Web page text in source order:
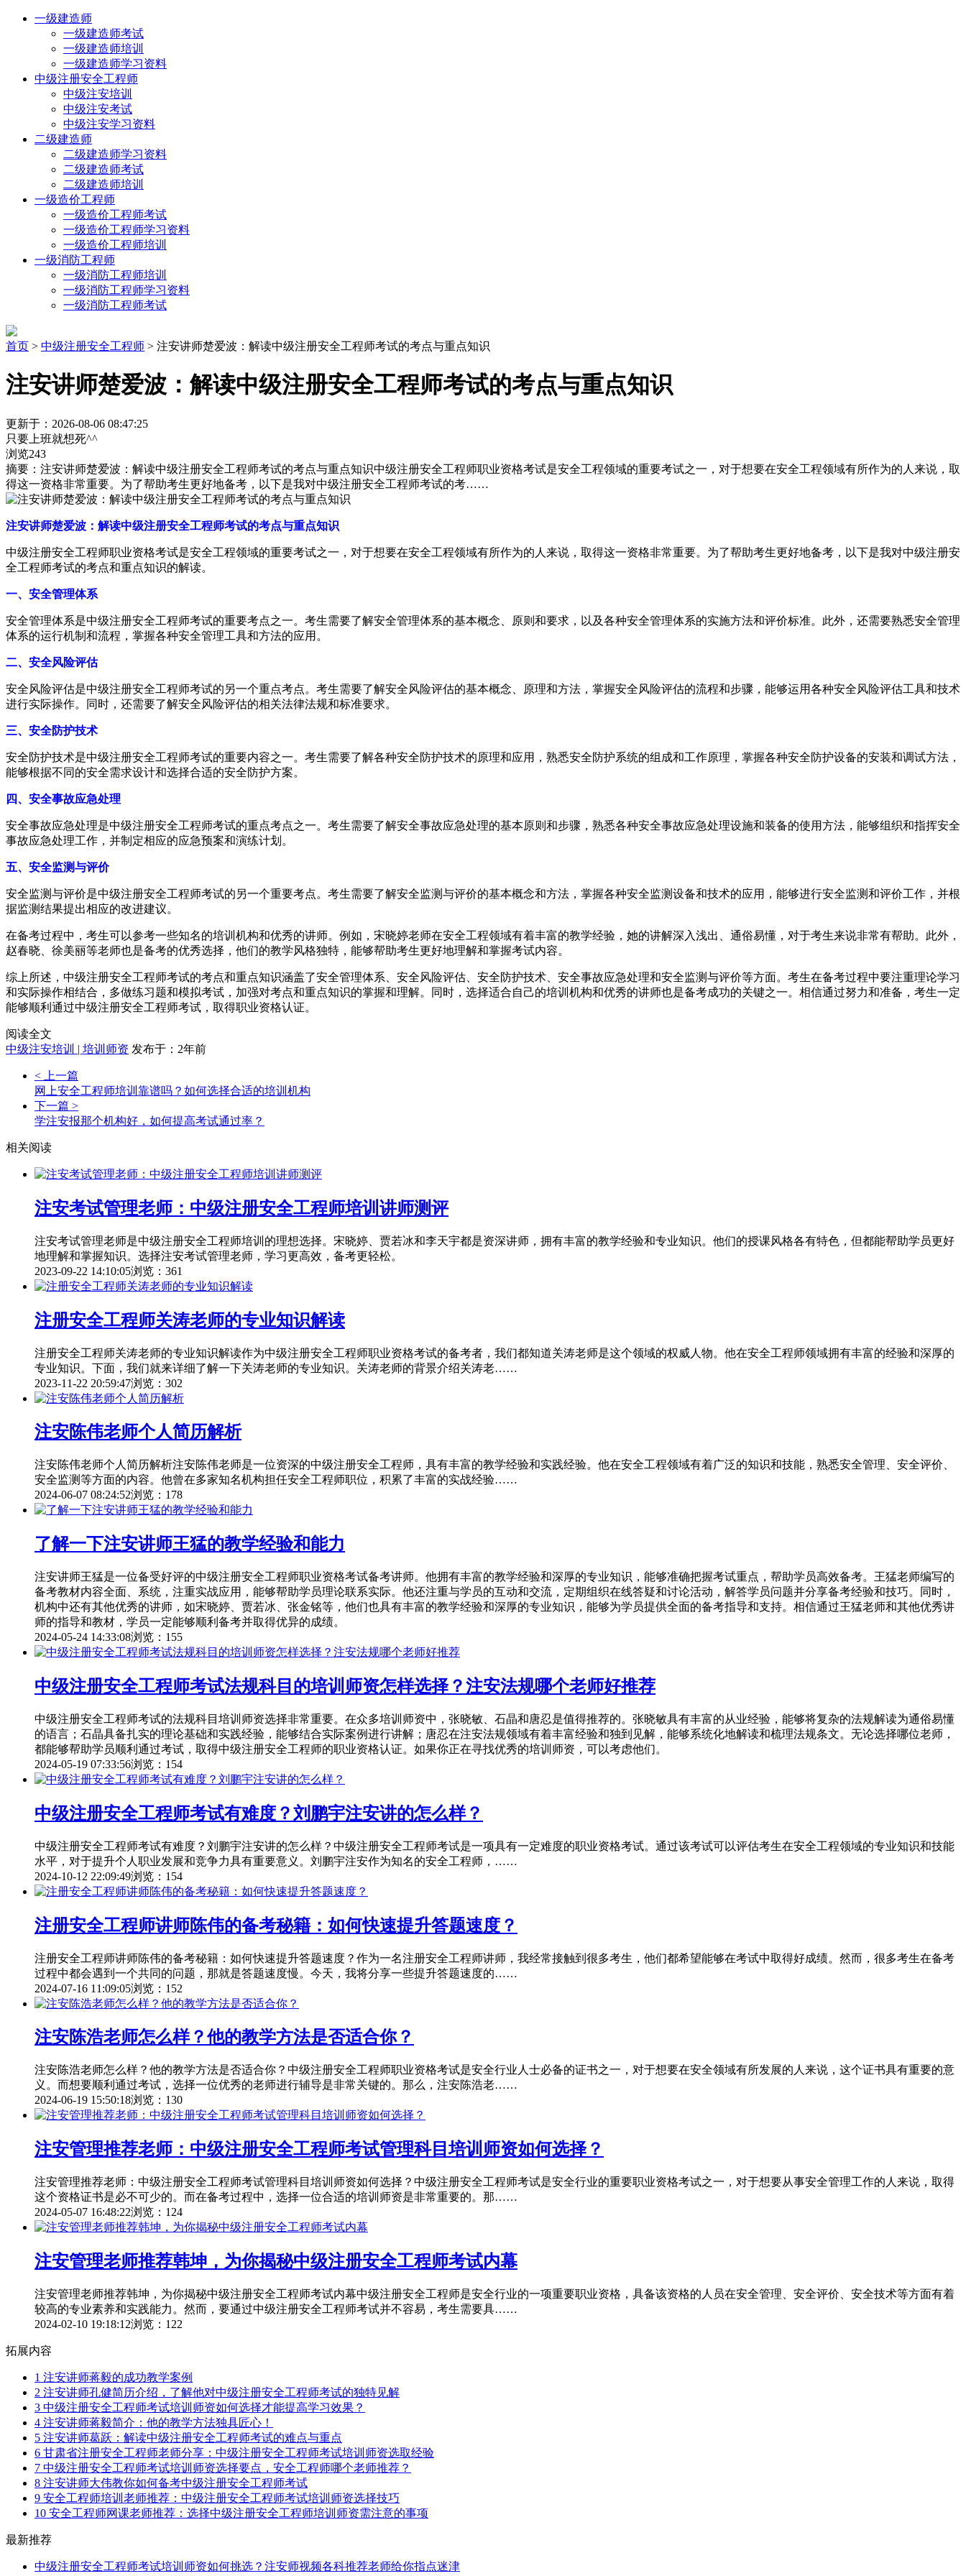
一级建造师
一级建造师考试
一级建造师培训
一级建造师学习资料
中级注册安全工程师
中级注安培训
中级注安考试
中级注安学习资料
二级建造师
二级建造师学习资料
二级建造师考试
二级建造师培训
一级造价工程师
一级造价工程师考试
一级造价工程师学习资料
一级造价工程师培训
一级消防工程师
一级消防工程师培训
一级消防工程师学习资料
一级消防工程师考试
首页 > 中级注册安全工程师 > 注安讲师楚爱波：解读中级注册安全工程师考试的考点与重点知识
注安讲师楚爱波：解读中级注册安全工程师考试的考点与重点知识
更新于：2026-08-06 08:47:25
只要上班就想死^^
浏览243
摘要： 注安讲师楚爱波：解读中级注册安全工程师考试的考点与重点知识中级注册安全工程师职业资格考试是安全工程领域的重要考试之一，对于想要在安全工程领域有所作为的人来说，取
得这一资格非常重要。为了帮助考生更好地备考，以下是我对中级注册安全工程师考试的考……
注安讲师楚爱波：解读中级注册安全工程师考试的考点与重点知识
中级注册安全工程师职业资格考试是安全工程领域的重要考试之一，对于想要在安全工程领域有所作为的人来说，取得这一资格非常重要。为了帮助考生更好地备考，以下是我对中级注册安
全工程师考试的考点和重点知识的解读。
一、安全管理体系
安全管理体系是中级注册安全工程师考试的重要考点之一。考生需要了解安全管理体系的基本概念、原则和要求，以及各种安全管理体系的实施方法和评价标准。此外，还需要熟悉安全管理
体系的运行机制和流程，掌握各种安全管理工具和方法的应用。
二、安全风险评估
安全风险评估是中级注册安全工程师考试的另一个重点考点。考生需要了解安全风险评估的基本概念、原理和方法，掌握安全风险评估的流程和步骤，能够运用各种安全风险评估工具和技术
进行实际操作。同时，还需要了解安全风险评估的相关法律法规和标准要求。
三、安全防护技术
安全防护技术是中级注册安全工程师考试的重要内容之一。考生需要了解各种安全防护技术的原理和应用，熟悉安全防护系统的组成和工作原理，掌握各种安全防护设备的安装和调试方法，
能够根据不同的安全需求设计和选择合适的安全防护方案。
四、安全事故应急处理
安全事故应急处理是中级注册安全工程师考试的重点考点之一。考生需要了解安全事故应急处理的基本原则和步骤，熟悉各种安全事故应急处理设施和装备的使用方法，能够组织和指挥安全
事故应急处理工作，并制定相应的应急预案和演练计划。
五、安全监测与评价
安全监测与评价是中级注册安全工程师考试的另一个重要考点。考生需要了解安全监测与评价的基本概念和方法，掌握各种安全监测设备和技术的应用，能够进行安全监测和评价工作，并根
据监测结果提出相应的改进建议。
在备考过程中，考生可以参考一些知名的培训机构和优秀的讲师。例如，宋晓婷老师在安全工程领域有着丰富的教学经验，她的讲解深入浅出、通俗易懂，对于考生来说非常有帮助。此外，
赵春晓、徐美丽等老师也是备考的优秀选择，他们的教学风格独特，能够帮助考生更好地理解和掌握考试内容。
综上所述，中级注册安全工程师考试的考点和重点知识涵盖了安全管理体系、安全风险评估、安全防护技术、安全事故应急处理和安全监测与评价等方面。考生在备考过程中要注重理论学习
和实际操作相结合，多做练习题和模拟考试，加强对考点和重点知识的掌握和理解。同时，选择适合自己的培训机构和优秀的讲师也是备考成功的关键之一。相信通过努力和准备，考生一定
能够顺利通过中级注册安全工程师考试，取得职业资格认证。
阅读全文
中级注安培训 | 培训师资 发布于：2年前
< 上一篇
网上安全工程师培训靠谱吗？如何选择合适的培训机构
下一篇 >
学注安报那个机构好，如何提高考试通过率？
相关阅读
注安考试管理老师：中级注册安全工程师培训讲师测评
注安考试管理老师是中级注册安全工程师培训的理想选择。宋晓婷、贾若冰和李天宇都是资深讲师，拥有丰富的教学经验和专业知识。他们的授课风格各有特色，但都能帮助学员更好
地理解和掌握知识。选择注安考试管理老师，学习更高效，备考更轻松。
2023-09-22 14:10:05浏览：361
注册安全工程师关涛老师的专业知识解读
注册安全工程师关涛老师的专业知识解读作为中级注册安全工程师职业资格考试的备考者，我们都知道关涛老师是这个领域的权威人物。他在安全工程师领域拥有丰富的经验和深厚的
专业知识。下面，我们就来详细了解一下关涛老师的专业知识。关涛老师的背景介绍关涛老……
2023-11-22 20:59:47浏览：302
注安陈伟老师个人简历解析
注安陈伟老师个人简历解析注安陈伟老师是一位资深的中级注册安全工程师，具有丰富的教学经验和实践经验。他在安全工程领域有着广泛的知识和技能，熟悉安全管理、安全评价、
安全监测等方面的内容。他曾在多家知名机构担任安全工程师职位，积累了丰富的实战经验……
2024-06-07 08:24:52浏览：178
了解一下注安讲师王猛的教学经验和能力
注安讲师王猛是一位备受好评的中级注册安全工程师职业资格考试备考讲师。他拥有丰富的教学经验和深厚的专业知识，能够准确把握考试重点，帮助学员高效备考。王猛老师编写的
备考教材内容全面、系统，注重实战应用，能够帮助学员理论联系实际。他还注重与学员的互动和交流，定期组织在线答疑和讨论活动，解答学员问题并分享备考经验和技巧。同时，
机构中还有其他优秀的讲师，如宋晓婷、贾若冰、张金铭等，他们也具有丰富的教学经验和深厚的专业知识，能够为学员提供全面的备考指导和支持。相信通过王猛老师和其他优秀讲
师的指导和教材，学员一定能够顺利备考并取得优异的成绩。
2024-05-24 14:33:08浏览：155
中级注册安全工程师考试法规科目的培训师资怎样选择？注安法规哪个老师好推荐
中级注册安全工程师考试的法规科目培训师资选择非常重要。在众多培训师资中，张晓敏、石晶和唐忍是值得推荐的。张晓敏具有丰富的从业经验，能够将复杂的法规解读为通俗易懂
的语言；石晶具备扎实的理论基础和实践经验，能够结合实际案例进行讲解；唐忍在注安法规领域有着丰富经验和独到见解，能够系统化地解读和梳理法规条文。无论选择哪位老师，
都能够帮助学员顺利通过考试，取得中级注册安全工程师的职业资格认证。如果你正在寻找优秀的培训师资，可以考虑他们。
2024-05-19 07:33:56浏览：154
中级注册安全工程师考试有难度？刘鹏宇注安讲的怎么样？
中级注册安全工程师考试有难度？刘鹏宇注安讲的怎么样？中级注册安全工程师考试是一项具有一定难度的职业资格考试。通过该考试可以评估考生在安全工程领域的专业知识和技能
水平，对于提升个人职业发展和竞争力具有重要意义。刘鹏宇注安作为知名的安全工程师，……
2024-10-12 22:09:49浏览：154
注册安全工程师讲师陈伟的备考秘籍：如何快速提升答题速度？
注册安全工程师讲师陈伟的备考秘籍：如何快速提升答题速度？作为一名注册安全工程师讲师，我经常接触到很多考生，他们都希望能够在考试中取得好成绩。然而，很多考生在备考
过程中都会遇到一个共同的问题，那就是答题速度慢。今天，我将分享一些提升答题速度的……
2024-07-16 11:09:05浏览：152
注安陈浩老师怎么样？他的教学方法是否适合你？
注安陈浩老师怎么样？他的教学方法是否适合你？中级注册安全工程师职业资格考试是安全行业人士必备的证书之一，对于想要在安全领域有所发展的人来说，这个证书具有重要的意
义。而想要顺利通过考试，选择一位优秀的老师进行辅导是非常关键的。那么，注安陈浩老……
2024-06-19 15:50:18浏览：130
注安管理推荐老师：中级注册安全工程师考试管理科目培训师资如何选择？
注安管理推荐老师：中级注册安全工程师考试管理科目培训师资如何选择？中级注册安全工程师考试是安全行业的重要职业资格考试之一，对于想要从事安全管理工作的人来说，取得
这个资格证书是必不可少的。而在备考过程中，选择一位合适的培训师资是非常重要的。那……
2024-05-07 16:48:22浏览：124
注安管理老师推荐韩坤，为你揭秘中级注册安全工程师考试内幕
注安管理老师推荐韩坤，为你揭秘中级注册安全工程师考试内幕中级注册安全工程师是安全行业的一项重要职业资格，具备该资格的人员在安全管理、安全评价、安全技术等方面有着
较高的专业素养和实践能力。然而，要通过中级注册安全工程师考试并不容易，考生需要具……
2024-02-10 19:18:12浏览：122
拓展内容
1 注安讲师蒋毅的成功教学案例
2 注安讲师孔健简历介绍，了解他对中级注册安全工程师考试的独特见解
3 中级注册安全工程师考试培训师资如何选择才能提高学习效果？
4 注安讲师蒋毅简介：他的教学方法独具匠心！
5 注安讲师葛跃：解读中级注册安全工程师考试的难点与重点
6 甘肃省注册安全工程师老师分享：中级注册安全工程师考试培训师资选取经验
7 中级注册安全工程师考试培训师资选择要点，安全工程师哪个老师推荐？
8 注安讲师大伟教你如何备考中级注册安全工程师考试
9 安全工程师培训老师推荐：中级注册安全工程师考试培训师资选择技巧
10 安全工程师网课老师推荐：选择中级注册安全工程师培训师资需注意的事项
最新推荐
中级注册安全工程师考试培训师资如何挑选？注安师视频各科推荐老师给你指点迷津